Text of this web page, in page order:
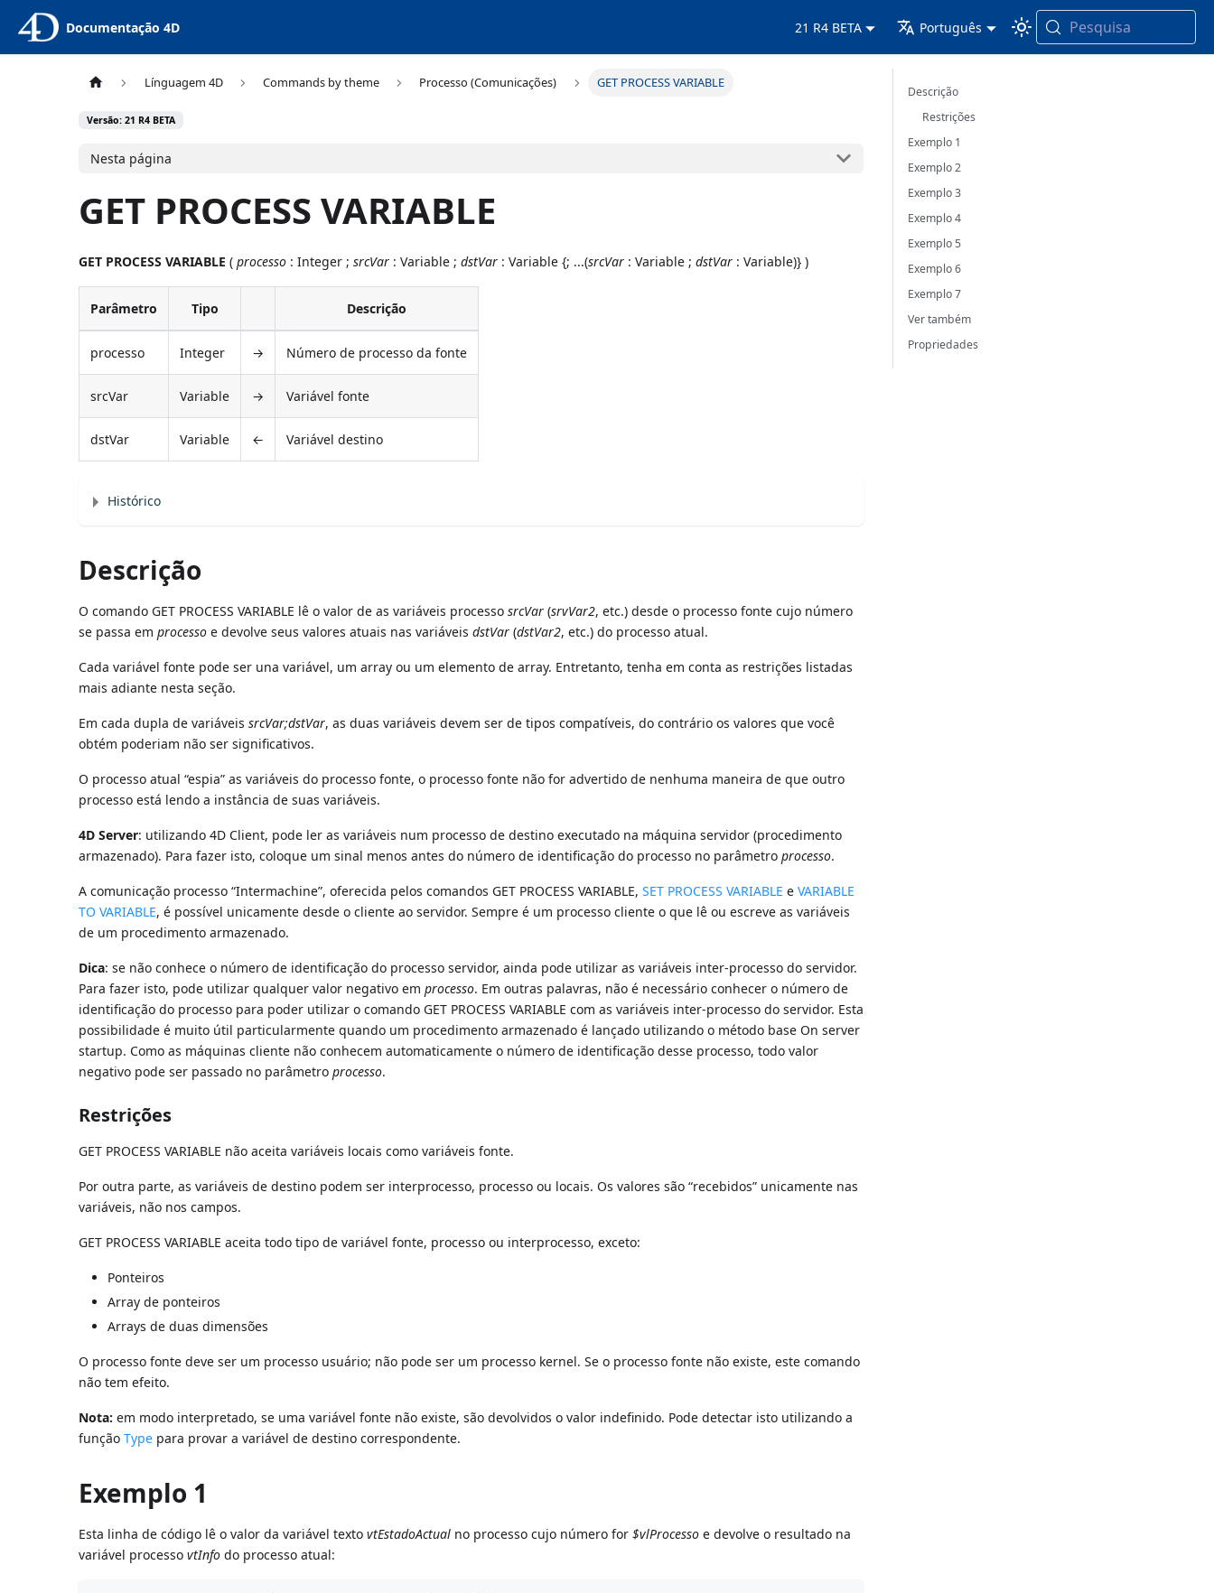
Documentação 4D 21 R4 BETA Português Pesquisa
Línguagem 4D Commands by theme Processo (Comunicações) GET PROCESS VARIABLE
Versão: 21 R4 BETA
Nesta página
GET PROCESS VARIABLE
GET PROCESS VARIABLE (processo : Integer ;srcVar : Variable ;dstVar : Variable {; ...(srcVar : Variable ;dstVar : Variable)} )
Parâmetro Tipo Descrição
processo Integer → Número de processo da fonte
srcVar Variable → Variável fonte
dstVar Variable ← Variável destino
Histórico
Descrição
O comando GET PROCESS VARIABLE lê o valor de as variáveis processosrcVar (srvVar2, etc.) desde o processo fonte cujo número
se passa emprocesso e devolve seus valores atuais nas variáveisdstVar (dstVar2, etc.) do processo atual.
Cada variável fonte pode ser una variável, um array ou um elemento de array. Entretanto, tenha em conta as restrições listadas
mais adiante nesta seção.
Em cada dupla de variáveissrcVar;dstVar, as duas variáveis devem ser de tipos compatíveis, do contrário os valores que você
obtém poderiam não ser significativos.
O processo atual “espia” as variáveis do processo fonte, o processo fonte não for advertido de nenhuma maneira de que outro
processo está lendo a instância de suas variáveis.
4D Server: utilizando 4D Client, pode ler as variáveis num processo de destino executado na máquina servidor (procedimento
armazenado). Para fazer isto, coloque um sinal menos antes do número de identificação do processo no parâmetroprocesso.
A comunicação processo “Intermachine”, oferecida pelos comandos GET PROCESS VARIABLE,SET PROCESS VARIABLE eVARIABLE
TO VARIABLE, é possível unicamente desde o cliente ao servidor. Sempre é um processo cliente o que lê ou escreve as variáveis
de um procedimento armazenado.
Dica: se não conhece o número de identificação do processo servidor, ainda pode utilizar as variáveis inter-processo do servidor.
Para fazer isto, pode utilizar qualquer valor negativo emprocesso. Em outras palavras, não é necessário conhecer o número de
identificação do processo para poder utilizar o comando GET PROCESS VARIABLE com as variáveis inter-processo do servidor. Esta
possibilidade é muito útil particularmente quando um procedimento armazenado é lançado utilizando o método base On server
startup. Como as máquinas cliente não conhecem automaticamente o número de identificação desse processo, todo valor
negativo pode ser passado no parâmetroprocesso.
Restrições
GET PROCESS VARIABLE não aceita variáveis locais como variáveis fonte.
Por outra parte, as variáveis de destino podem ser interprocesso, processo ou locais. Os valores são “recebidos” unicamente nas
variáveis, não nos campos.
GET PROCESS VARIABLE aceita todo tipo de variável fonte, processo ou interprocesso, exceto:
Ponteiros
Array de ponteiros
Arrays de duas dimensões
O processo fonte deve ser um processo usuário; não pode ser um processo kernel. Se o processo fonte não existe, este comando
não tem efeito.
Nota: em modo interpretado, se uma variável fonte não existe, são devolvidos o valor indefinido. Pode detectar isto utilizando a
funçãoType para provar a variável de destino correspondente.
Exemplo 1
Esta linha de código lê o valor da variável textovtEstadoActual no processo cujo número for$vlProcesso e devolve o resultado na
variável processovtInfo do processo atual:
Descrição
Restrições
Exemplo 1
Exemplo 2
Exemplo 3
Exemplo 4
Exemplo 5
Exemplo 6
Exemplo 7
Ver também
Propriedades